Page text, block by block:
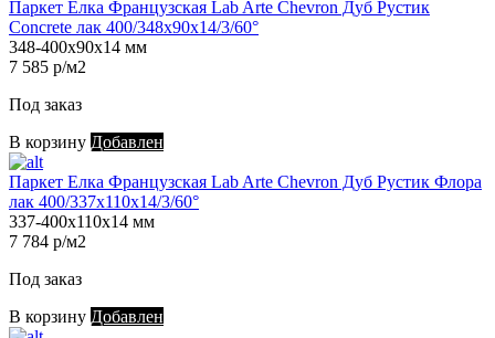
Паркет Елка Французская Lab Arte Chevron Дуб Рустик
Concrete лак 400/348х90х14/3/60°
348-400х90х14 мм
7 585 р/м2
Под заказ
В корзину Добавлен
Паркет Елка Французская Lab Arte Chevron Дуб Рустик Флора
лак 400/337х110х14/3/60°
337-400х110х14 мм
7 784 р/м2
Под заказ
В корзину Добавлен